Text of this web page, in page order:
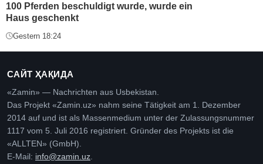
100 Pferden beschuldigt wurde, wurde ein
Haus geschenkt
Gestern 18:24
САЙТ ҲАҚИДА
«Zamin» — Nachrichten aus Usbekistan.
Das Projekt «Zamin.uz» nahm seine Tätigkeit am 1. Dezember
2014 auf und ist als Massenmedium unter der Zulassungsnummer
1117 vom 5. Juli 2016 registriert. Gründer des Projekts ist die
«ALLTEN» (GmbH).
E-Mail: info@zamin.uz